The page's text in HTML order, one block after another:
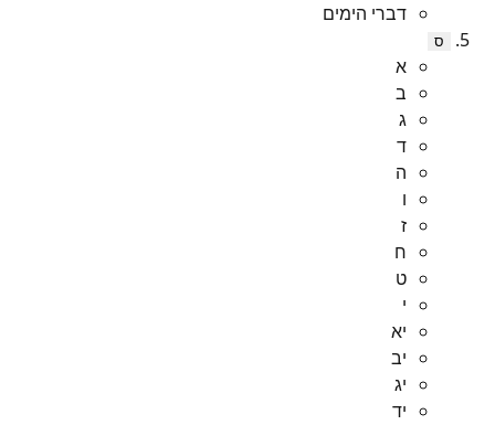
דברי הימים
ס
א
ב
ג
ד
ה
ו
ז
ח
ט
י
יא
יב
יג
יד